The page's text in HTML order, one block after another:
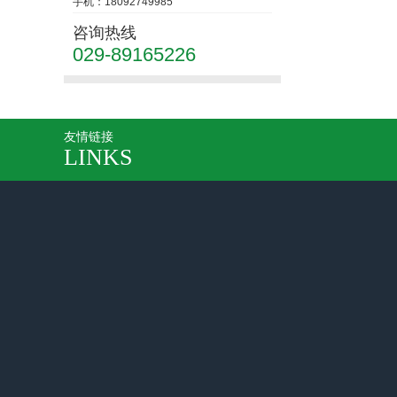
咨询热线
029-89165226
友情链接
LINKS